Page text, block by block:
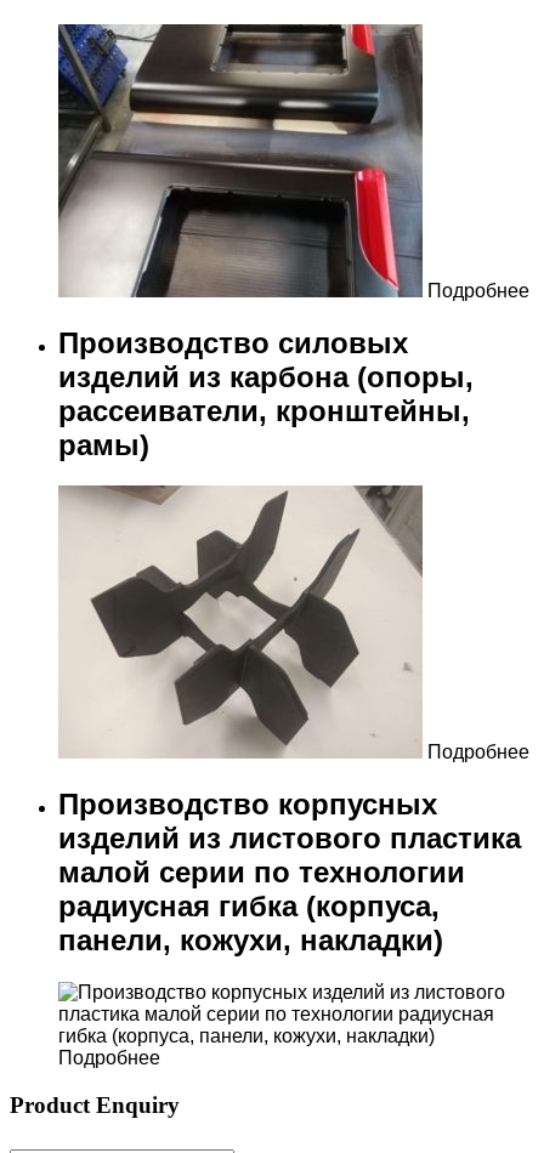
Подробнее
Производство силовых
изделий из карбона (опоры,
рассеиватели, кронштейны,
рамы)
Подробнее
Производство корпусных
изделий из листового пластика
малой серии по технологии
радиусная гибка (корпуса,
панели, кожухи, накладки)
Подробнее
Product Enquiry